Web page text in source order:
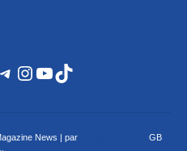
Telegram
Instagram
YouTube
TikTok
News | par
GB